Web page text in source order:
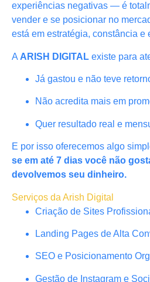
experiências negativas — é
vender e se posicionar no
está em estratégia, constância e
A ARISH DIGITAL existe para
Já gastou e não teve
Não acredita mais em
Quer resultado real e
E por isso oferecemos algo
se em até 7 dias você não
devolvemos seu dinheiro.
Serviços da Arish Digital
Criação de Sites
Landing Pages de Alta
SEO e Posicionamento
Gestão de Instagram e